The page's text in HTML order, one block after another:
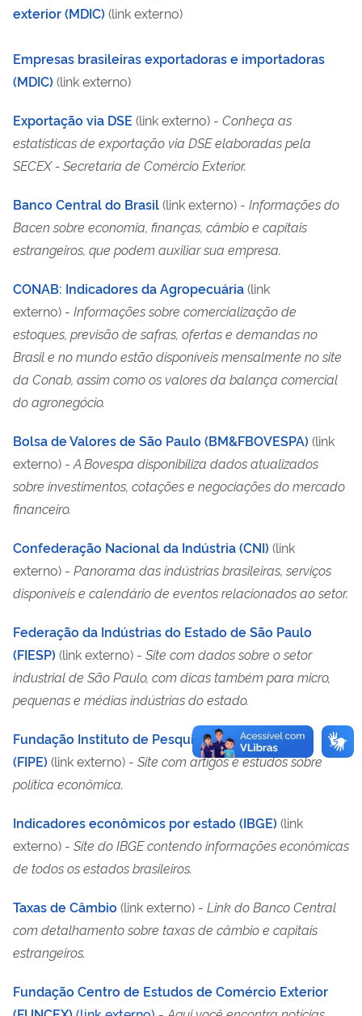
exterior (MDIC) (link externo)
Empresas brasileiras exportadoras e importadoras
(MDIC) (link externo)
Exportação via DSE (link externo) - Conheça as
estatísticas de exportação via DSE elaboradas pela
SECEX - Secretaria de Comércio Exterior.
Banco Central do Brasil(link externo) - Informações do
Bacen sobre economia, finanças, câmbio e capitais
estrangeiros, que podem auxiliar sua empresa.
CONAB: Indicadores da Agropecuária(link
externo) - Informações sobre comercialização de
estoques, previsão de safras, ofertas e demandas no
Brasil e no mundo estão disponíveis mensalmente no site
da Conab, assim como os valores da balança comercial
do agronegócio.
Bolsa de Valores de São Paulo (BM&FBOVESPA) (link
externo) - A Bovespa disponibiliza dados atualizados
sobre investimentos, cotações e negociações do mercado
financeiro.
Confederação Nacional da Indústria (CNI) (link
externo) - Panorama das indústrias brasileiras, serviços
disponíveis e calendário de eventos relacionados ao setor.
Federação da Indústrias do Estado de São Paulo
(FIESP) (link externo) - Site com dados sobre o setor
industrial de São Paulo, com dicas também para micro,
pequenas e médias indústrias do estado.
Fundação Instituto de Pesquisas Econômicas
(FIPE) (link externo) - Site com artigos e estudos sobre
política econômica.
Indicadores econômicos por estado (IBGE) (link
externo) - Site do IBGE contendo informações econômicas
de todos os estados brasileiros.
Taxas de Câmbio (link externo) - Link do Banco Central
com detalhamento sobre taxas de câmbio e capitais
estrangeiros.
Fundação Centro de Estudos de Comércio Exterior